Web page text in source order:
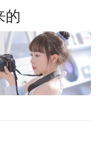
的